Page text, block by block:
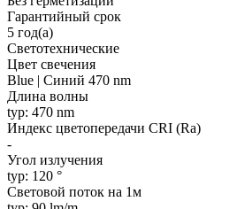
Гарантийный срок
5 год(а)
Светотехнические
Цвет свечения
Blue | Синий 470 nm
Длина волны
typ: 470 nm
Индекс цветопередачи CRI (Ra)
-
Угол излучения
typ: 120 °
Световой поток на 1м